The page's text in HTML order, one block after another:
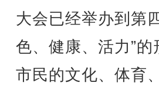
大会已经举办到第
色、健康、活力”
市民的文化、体育